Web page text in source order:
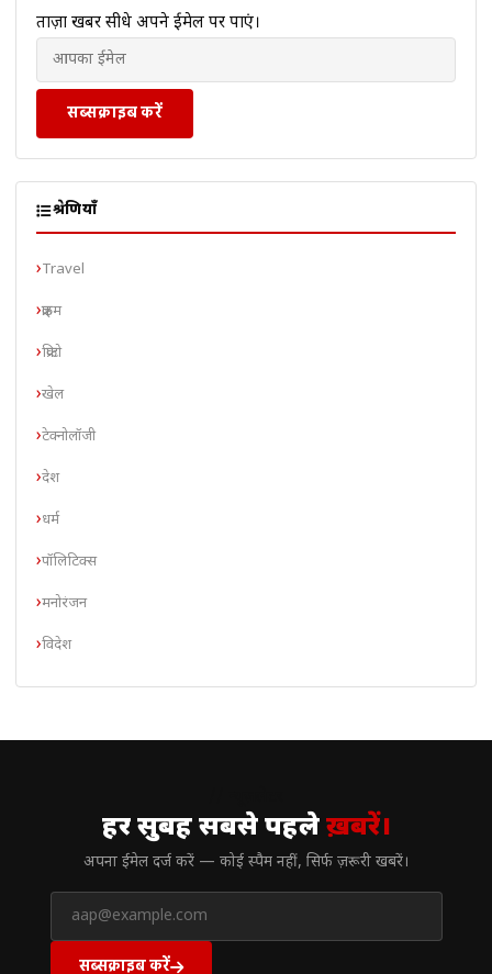
ताज़ा खबरें सीधे अपने ईमेल पर पाएं।
सब्सक्राइब करें
श्रेणियाँ
Travel
क्राइम
क्रिप्टो
खेल
टेक्नोलॉजी
देश
धर्म
पॉलिटिक्स
मनोरंजन
विदेश
हर सुबह सबसे पहलेख़बरें।
अपना ईमेल दर्ज करें — कोई स्पैम नहीं, सिर्फ ज़रूरी खबरें।
सब्सक्राइब करें